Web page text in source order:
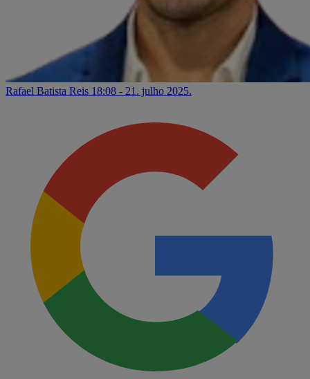
Rafael Batista Reis 18:08 - 21. julho 2025.